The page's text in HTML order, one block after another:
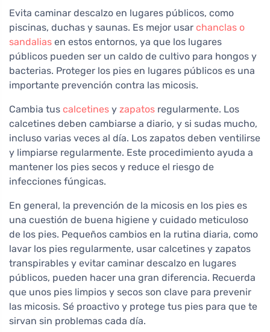
Evita caminar descalzo en lugares públicos, como
piscinas, duchas y saunas. Es mejor usar chanclas o
sandalias en estos entornos, ya que los lugares
públicos pueden ser un caldo de cultivo para hongos y
bacterias. Proteger los pies en lugares públicos es una
importante prevención contra las micosis.
Cambia tus calcetines y zapatos regularmente. Los
calcetines deben cambiarse a diario, y si sudas mucho,
incluso varias veces al día. Los zapatos deben ventilirse
y limpiarse regularmente. Este procedimiento ayuda a
mantener los pies secos y reduce el riesgo de
infecciones fúngicas.
En general, la prevención de la micosis en los pies es
una cuestión de buena higiene y cuidado meticuloso
de los pies. Pequeños cambios en la rutina diaria, como
lavar los pies regularmente, usar calcetines y zapatos
transpirables y evitar caminar descalzo en lugares
públicos, pueden hacer una gran diferencia. Recuerda
que unos pies limpios y secos son clave para prevenir
las micosis. Sé proactivo y protege tus pies para que te
sirvan sin problemas cada día.